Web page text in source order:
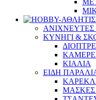
ΚΥΝΗΓΙ &
ΚΙΑΛΙΑ
ΕΙΔΗ